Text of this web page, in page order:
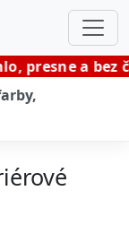
čakania.